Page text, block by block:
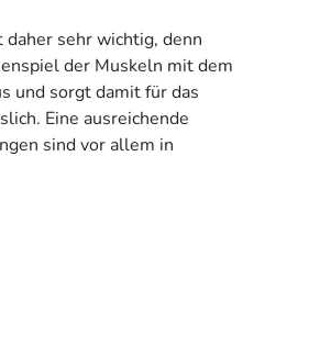
sehr wichtig, denn
der Muskeln mit dem
und sorgt damit für das
Eine ausreichende
sind vor allem in